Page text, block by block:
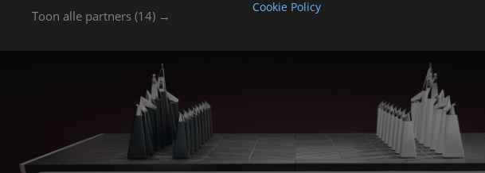
Toon alle partners (14) →
Cookie Policy